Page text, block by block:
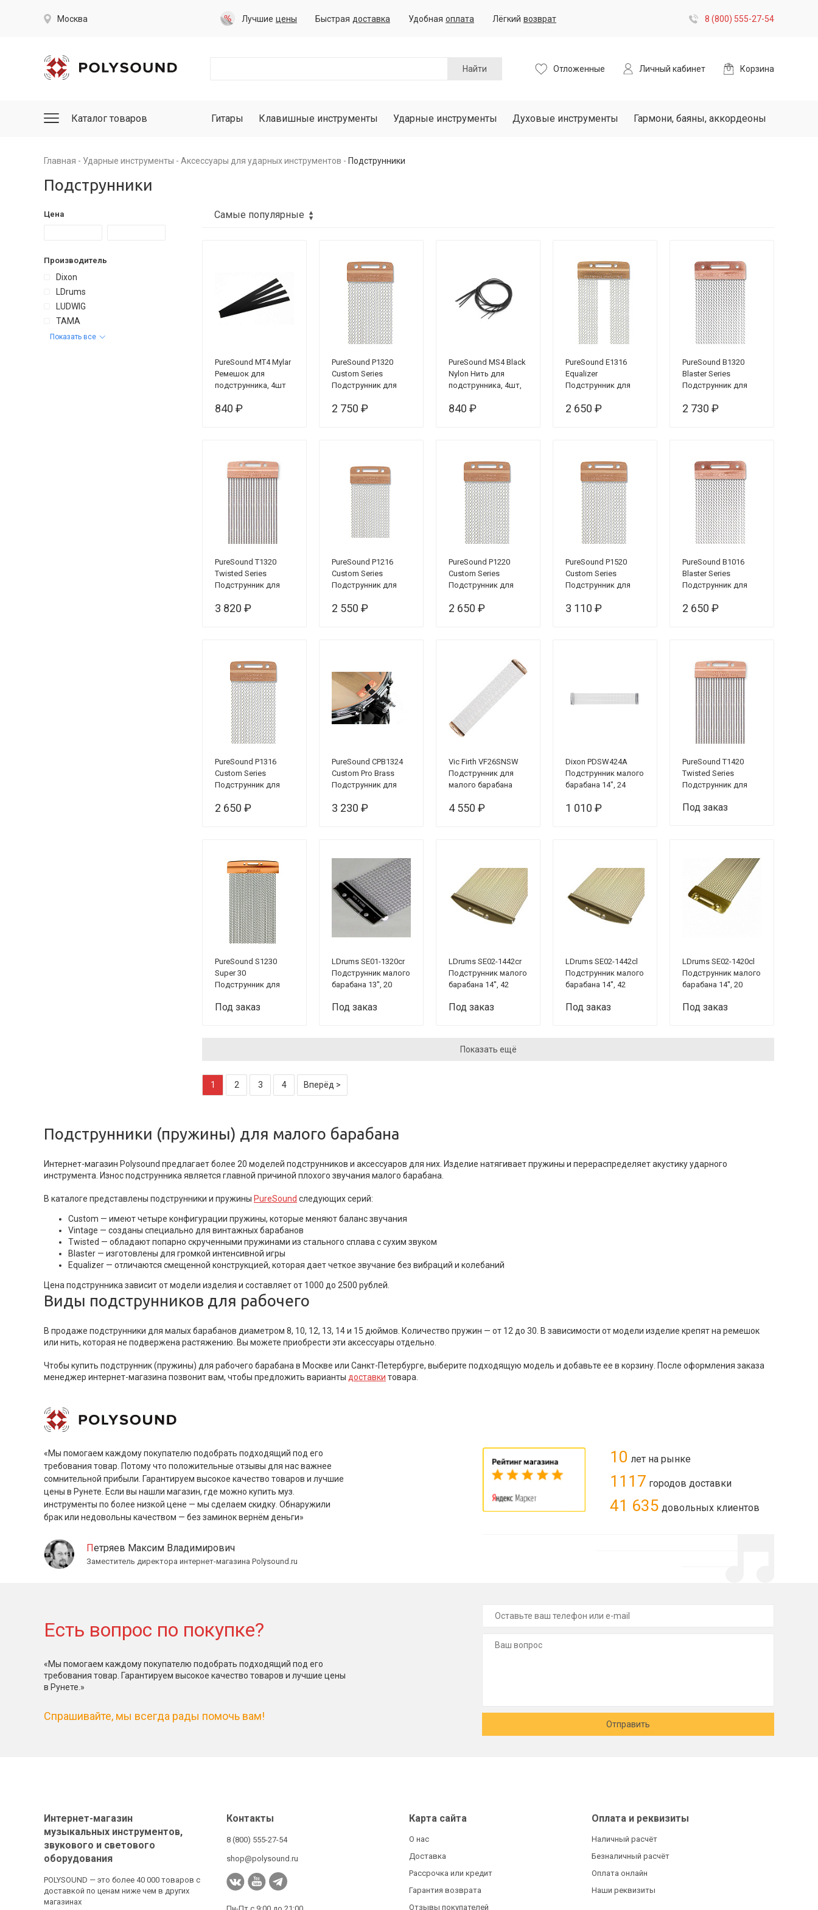
Москва Лучшие цены Быстрая доставка Удобная оплата Лёгкий возврат 8 (800) 555-27-54
Найти Отложенные Личный кабинет Корзина
Каталог товаров Гитары Клавишные инструменты Ударные инструменты Духовые инструменты Гармони, баяны, аккордеоны
Главная Ударные инструменты Аксессуары для ударных инструментов Подструнники
Подструнники
Цена
Производитель
Dixon
LDrums
LUDWIG
TAMA
Показать все
PureSound MT4 Mylar
Ремешок для
подструнника, 4шт
840 ₽
PureSound P1320
Custom Series
Подструнник для
20 пружин
2 750 ₽
PureSound MS4 Black
Nylon Нить для
подструнника, 4шт,
840 ₽
PureSound E1316
Equalizer
Подструнник для
16 пружин
2 650 ₽
PureSound B1320
Blaster Series
Подструнник для
2 730 ₽
PureSound T1320
Twisted Series
Подструнник для
3 820 ₽
PureSound P1216
Custom Series
Подструнник для
16 пружин
2 550 ₽
PureSound P1220
Custom Series
Подструнник для
20 пружин
2 650 ₽
PureSound P1520
Custom Series
Подструнник для
20 пружин
3 110 ₽
PureSound B1016
Blaster Series
Подструнник для
2 650 ₽
PureSound P1316
Custom Series
Подструнник для
16 пружин
2 650 ₽
PureSound CPB1324
Custom Pro Brass
Подструнник для
3 230 ₽
Vic Firth VF26SNSW
Подструнник для
малого барабана
4 550 ₽
Dixon PDSW424A
Подструнник малого
барабана 14", 24
1 010 ₽
PureSound T1420
Twisted Series
Подструнник для
Под заказ
PureSound S1230
Super 30
Подструнник для
30 пружин
Под заказ
LDrums SE01-1320cr
Подструнник малого
барабана 13'', 20
Под заказ
LDrums SE02-1442cr
Подструнник малого
барабана 14'', 42
Под заказ
LDrums SE02-1442cl
Подструнник малого
барабана 14'', 42
Под заказ
LDrums SE02-1420cl
Подструнник малого
барабана 14'', 20
Под заказ
Показать ещё
1 2 3 4 Вперёд >
Подструнники (пружины) для малого барабана
Интернет-магазин Polysound предлагает более 20 моделей подструнников и аксессуаров для них. Изделие натягивает пружины и перераспределяет акустику ударного
инструмента. Износ подструнника является главной причиной плохого звучания малого барабана.
В каталоге представлены подструнники и пружины PureSound следующих серий:
Custom — имеют четыре конфигурации пружины, которые меняют баланс звучания
Vintage — созданы специально для винтажных барабанов
Twisted — обладают попарно скрученными пружинами из стального сплава с сухим звуком
Blaster — изготовлены для громкой интенсивной игры
Equalizer — отличаются смещенной конструкцией, которая дает четкое звучание без вибраций и колебаний
Цена подструнника зависит от модели изделия и составляет от 1000 до 2500 рублей.
Виды подструнников для рабочего
В продаже подструнники для малых барабанов диаметром 8, 10, 12, 13, 14 и 15 дюймов. Количество пружин — от 12 до 30. В зависимости от модели изделие крепят на ремешок
или нить, которая не подвержена растяжению. Вы можете приобрести эти аксессуары отдельно.
Чтобы купить подструнник (пружины) для рабочего барабана в Москве или Санкт-Петербурге, выберите подходящую модель и добавьте ее в корзину. После оформления заказа
менеджер интернет-магазина позвонит вам, чтобы предложить варианты доставки товара.
«Мы помогаем каждому покупателю подобрать подходящий под его
требования товар. Потому что положительные отзывы для нас важнее
сомнительной прибыли. Гарантируем высокое качество товаров и лучшие
цены в Рунете. Если вы нашли магазин, где можно купить муз.
инструменты по более низкой цене — мы сделаем скидку. Обнаружили
брак или недовольны качеством — без заминок вернём деньги»
Петряев Максим Владимирович
Заместитель директора интернет-магазина Polysound.ru
10 лет на рынке
1117 городов доставки
41 635 довольных клиентов
Есть вопрос по покупке?
«Мы помогаем каждому покупателю подобрать подходящий под его
требования товар. Гарантируем высокое качество товаров и лучшие цены
в Рунете.»
Спрашивайте, мы всегда рады помочь вам!
Отправить
Интернет-магазин
музыкальных инструментов,
звукового и светового
оборудования
POLYSOUND — это более 40 000 товаров с
доставкой по ценам ниже чем в других
магазинах
Контакты
8 (800) 555-27-54
shop@polysound.ru
Карта сайта
О нас
Доставка
Рассрочка или кредит
Гарантия возврата
Отзывы покупателей
Оплата и реквизиты
Наличный расчёт
Безналичный расчёт
Оплата онлайн
Наши реквизиты